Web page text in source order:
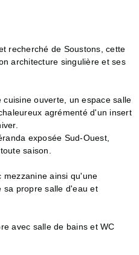
recherché de Soustons, cette
architecture singulière et ses
ouverte, un espace salle
agrémenté d'un insert
exposée Sud-Ouest,
saison.
mezzanine ainsi qu'une
sa propre salle d'eau et
avec salle de bains et WC